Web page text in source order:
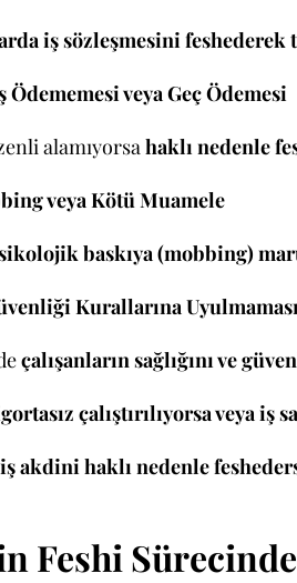
iş sözleşmesini
veya Geç Ödemesi
alamıyorsa haklı nedenle
veya Kötü Muamele
baskıya (mobbing)
Kurallarına Uyulmaması
çalışanların sağlığını ve
çalıştırılıyorsa veya
akdini haklı nedenle
Feshi